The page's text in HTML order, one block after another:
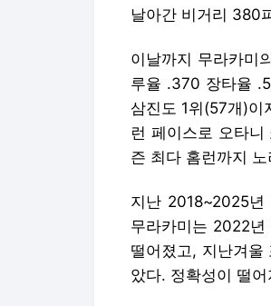
날아간 비거리 380
이날까지 무라카미
루율 .370 장타율
삼진도 1위(57개)
런 페이스로 오타
즌 최다 홈런까지
지난 2018~2025년
무라카미는 2022
떨어졌고, 지난겨
았다. 정확성이 떨